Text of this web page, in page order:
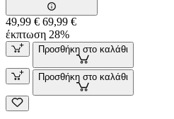
49,99 € 69,99 €
έκπτωση 28%
Προσθήκη στο καλάθι
Προσθήκη στο καλάθι